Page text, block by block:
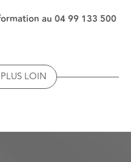
au 04 99 133 500
LOIN